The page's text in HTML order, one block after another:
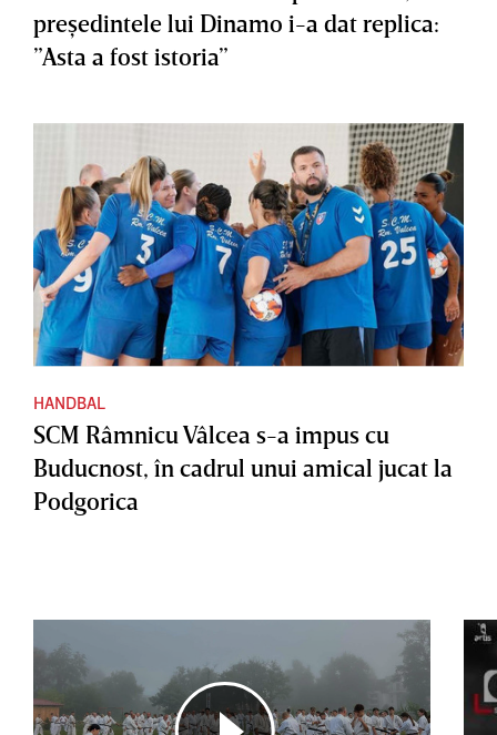
preşedintele lui Dinamo i-a dat replica:
”Asta a fost istoria”
HANDBAL
SCM Râmnicu Vâlcea s-a impus cu
Buducnost, în cadrul unui amical jucat la
Podgorica